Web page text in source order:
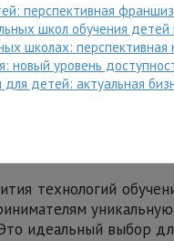
перспективная
школ обучения
школах:
уровень
детей: актуальная
технологий
идеальный выбор